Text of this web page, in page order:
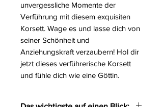
unvergessliche Momente der
Verführung mit diesem exquisiten
Korsett. Wage es und lasse dich von
seiner Schönheit und
Anziehungskraft verzaubern! Hol dir
jetzt dieses verführerische Korsett
und fühle dich wie eine Göttin.